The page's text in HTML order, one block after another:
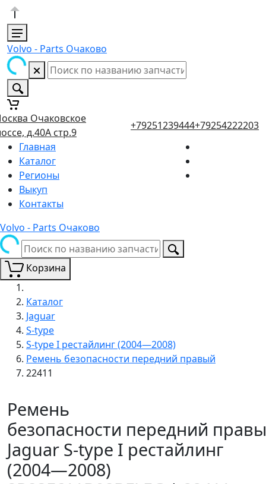
Volvo - Parts Очаково
Очаковское
д.40А стр.9
+79251239444+79254222203
Главная
Каталог
Регионы
Выкуп
Контакты
Volvo - Parts Очаково
Корзина
Каталог
Jaguar
S-type
S-type I рестайлинг (2004—2008)
Ремень безопасности передний правый
22411
Ремень
безопасности передний
Jaguar S-type I рестайлинг
(2004—2008)